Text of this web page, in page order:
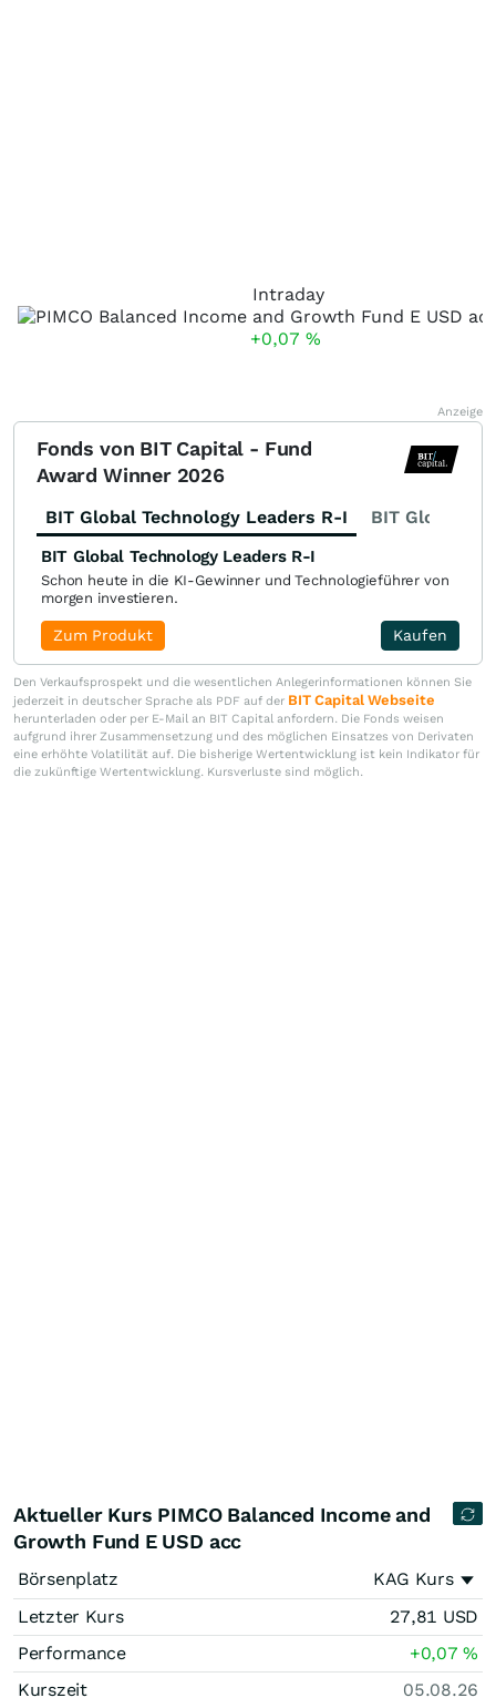
Intraday
+0,07 %
Anzeige
Fonds von BIT Capital - Fund
Award Winner 2026
BIT Global Technology Leaders R-I BIT Global
BIT Global Technology Leaders R-I
Schon heute in die KI-Gewinner und Technologieführer von
morgen investieren.
Kaufen
Zum Produkt
Den Verkaufsprospekt und die wesentlichen Anlegerinformationen können Sie
jederzeit in deutscher Sprache als PDF auf der BIT Capital Webseite
herunterladen oder per E-Mail an BIT Capital anfordern. Die Fonds weisen
aufgrund ihrer Zusammensetzung und des möglichen Einsatzes von Derivaten
eine erhöhte Volatilität auf. Die bisherige Wertentwicklung ist kein Indikator für
die zukünftige Wertentwicklung. Kursverluste sind möglich.
Aktueller Kurs PIMCO Balanced Income and
Growth Fund E USD acc
Börsenplatz
KAG Kurs
Letzter Kurs
27,81 USD
Performance
+0,07%
Kurszeit
05.08.26